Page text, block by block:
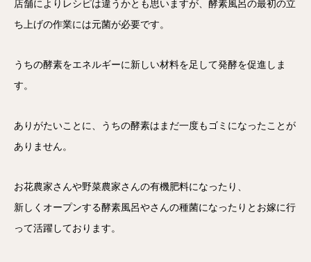
店舗によりレシピは違うかとも思いますが、酵素風呂の最初の立
ち上げの作業には元菌が必要です。
うちの酵素をエネルギーに新しい材料を足して発酵を促進しま
す。
ありがたいことに、うちの酵素はまだ一度もゴミになったことが
ありません。
お花農家さんや野菜農家さんの有機肥料になったり、
新しくオープンする酵素風呂やさんの種菌になったりとお嫁に行
って活躍しております。